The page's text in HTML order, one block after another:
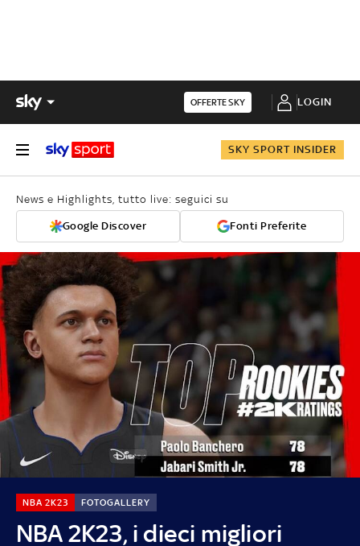
OFFERTE SKY LOGIN
SKY SPORT INSIDER
News e Highlights, tutto live: seguici su
Google Discover Fonti Preferite
NBA 2K23, i dieci migliori
NBA 2K23 FOTOGALLERY